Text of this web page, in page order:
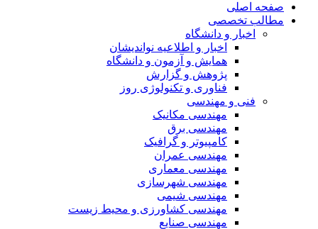
صفحه اصلی
مطالب تخصصی
اخبار و دانشگاه
اخبار و اطلاعیه نواندیشان
همایش و آزمون و دانشگاه
پژوهش و گزارش
فناوری و تکنولوژی روز
فنی و مهندسی
مهندسی مکانیک
مهندسی برق
کامپیوتر و گرافیک
مهندسی عمران
مهندسی معماری
مهندسی شهرسازی
مهندسی شیمی
مهندسی کشاورزی و محیط زیست
مهندسی صنایع